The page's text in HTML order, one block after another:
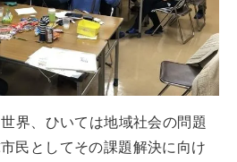
界、ひいては地域社会の問題
民としてその課題解決に向け